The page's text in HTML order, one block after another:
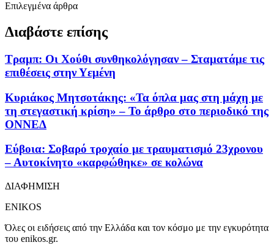
Επιλεγμένα άρθρα
Διαβάστε επίσης
Τραμπ: Οι Χούθι συνθηκολόγησαν – Σταματάμε τις
επιθέσεις στην Υεμένη
Κυριάκος Μητσοτάκης: «Τα όπλα μας στη μάχη με
τη στεγαστική κρίση» – Το άρθρο στο περιοδικό της
ΟΝΝΕΔ
Εύβοια: Σοβαρό τροχαίο με τραυματισμό 23χρονου
– Αυτοκίνητο «καρφώθηκε» σε κολώνα
ΔΙΑΦΗΜΙΣΗ
ENIKOS
Όλες οι ειδήσεις από την Ελλάδα και τον κόσμο με την εγκυρότητα
του enikos.gr.